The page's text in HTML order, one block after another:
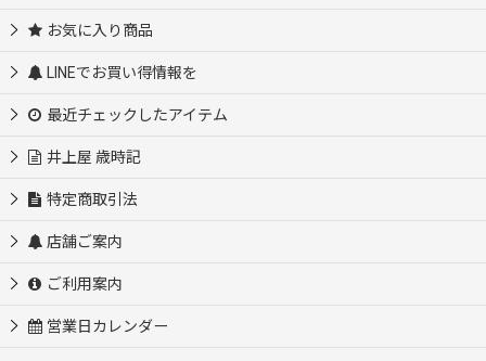
お気に入り商品
LINEでお買い得情報を
最近チェックしたアイテム
井上屋 歳時記
特定商取引法
店舗ご案内
ご利用案内
営業日カレンダー